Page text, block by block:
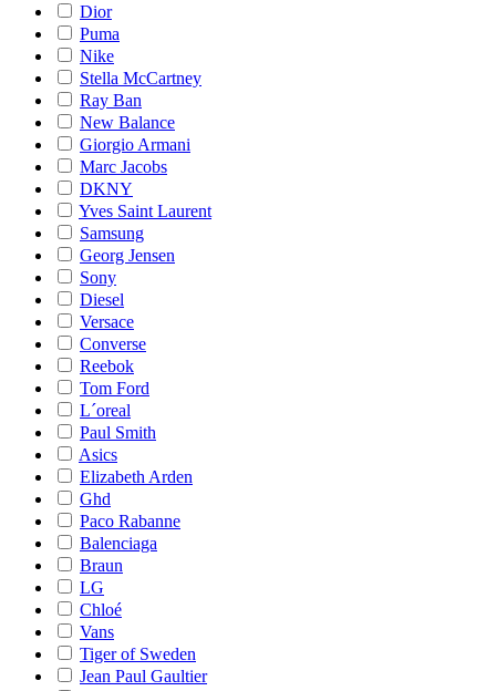
Dior
Puma
Nike
Stella McCartney
Ray Ban
New Balance
Giorgio Armani
Marc Jacobs
DKNY
Yves Saint Laurent
Samsung
Georg Jensen
Sony
Diesel
Versace
Converse
Reebok
Tom Ford
L´oreal
Paul Smith
Asics
Elizabeth Arden
Ghd
Paco Rabanne
Balenciaga
Braun
LG
Chloé
Vans
Tiger of Sweden
Jean Paul Gaultier